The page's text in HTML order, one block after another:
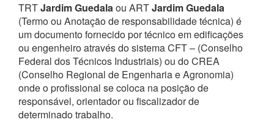
TRTJardim Guedalaou ARTJardim Guedala
(Termo ou Anotação de responsabilidade técnica) é
um documento fornecido por técnico em edificações
ou engenheiro através do sistema CFT – (Conselho
Federal dos Técnicos Industriais) ou do CREA
(Conselho Regional de Engenharia e Agronomia)
onde o profissional se coloca na posição de
responsável, orientador ou fiscalizador de
determinado trabalho.